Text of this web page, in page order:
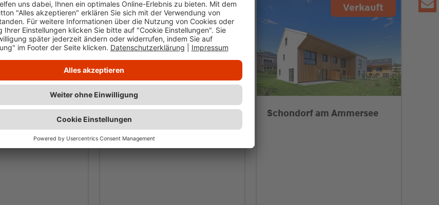
Verkauft
Cannstatt
Verkauft
Stuttgart
Verkauft
Schondorf am Ammersee